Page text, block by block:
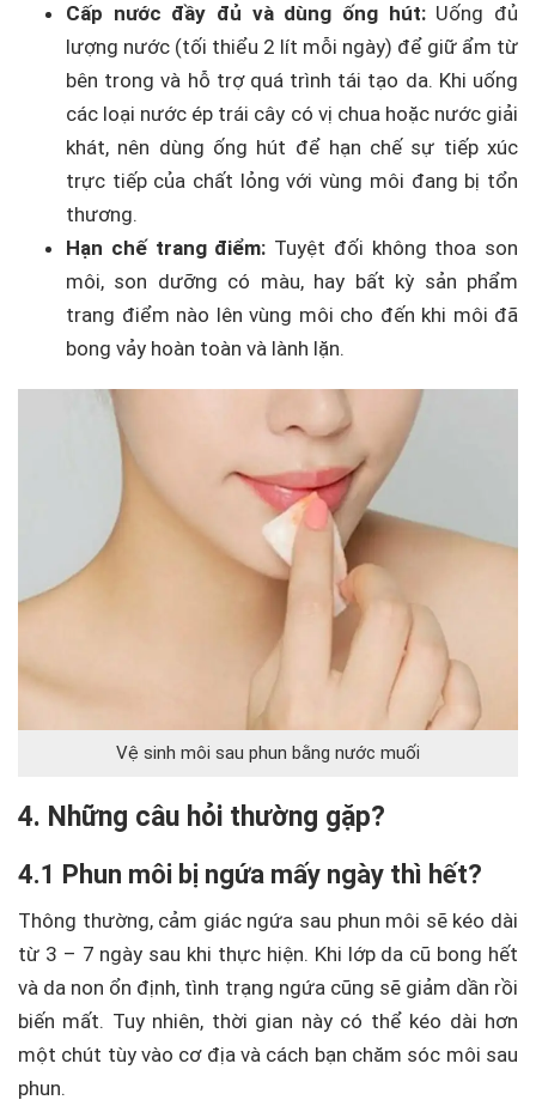
Cấp nước đầy đủ và dùng ống hút:Uống đủ
lượng nước (tối thiểu 2 lít mỗi ngày) để giữ ẩm từ
bên trong và hỗ trợ quá trình tái tạo da. Khi uống
các loại nước ép trái cây có vị chua hoặc nước giải
khát, nên dùng ống hút để hạn chế sự tiếp xúc
trực tiếp của chất lỏng với vùng môi đang bị tổn
thương.
Hạn chế trang điểm: Tuyệt đối không thoa son
môi, son dưỡng có màu, hay bất kỳ sản phẩm
trang điểm nào lên vùng môi cho đến khi môi đã
bong vảy hoàn toàn và lành lặn.
Vệ sinh môi sau phun bằng nước muối
4. Những câu hỏi thường gặp?
4.1 Phun môi bị ngứa mấy ngày thì hết?
Thông thường, cảm giác ngứa sau phun môi sẽ kéo dài
từ 3 – 7 ngày sau khi thực hiện. Khi lớp da cũ bong hết
và da non ổn định, tình trạng ngứa cũng sẽ giảm dần rồi
biến mất. Tuy nhiên, thời gian này có thể kéo dài hơn
một chút tùy vào cơ địa và cách bạn chăm sóc môi sau
phun.